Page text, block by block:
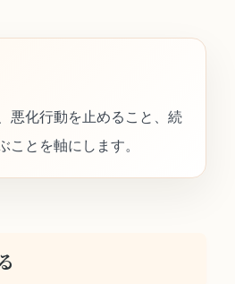
悪化行動を止めること、続
ことを軸にします。